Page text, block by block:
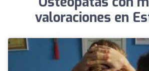
valoraciones en